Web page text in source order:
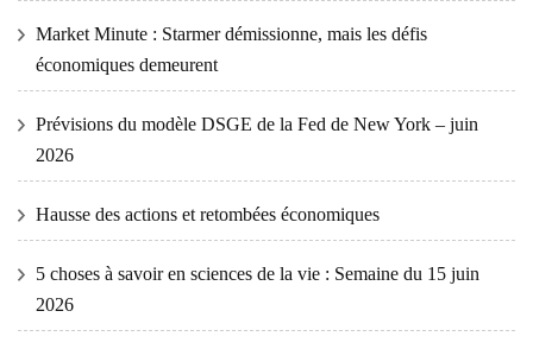
Market Minute : Starmer démissionne, mais les défis
économiques demeurent
Prévisions du modèle DSGE de la Fed de New York – juin
2026
Hausse des actions et retombées économiques
5 choses à savoir en sciences de la vie : Semaine du 15 juin
2026